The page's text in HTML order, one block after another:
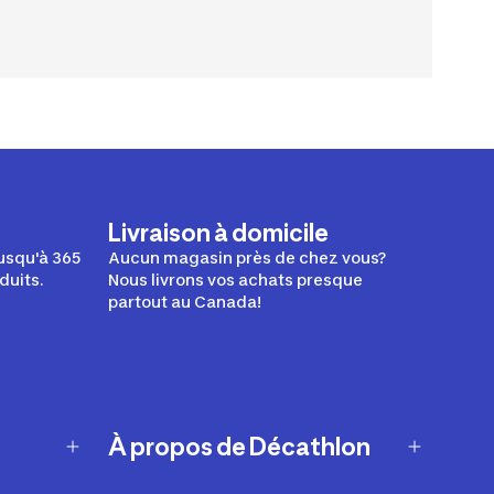
365
Livraison à domicile
Aucun magasin près de chez vous?
Nous livrons vos achats presque
partout au Canada!
À propos de Décathlon